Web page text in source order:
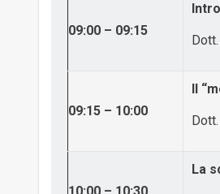
09:00 – 09:15
09:15 – 10:00
Il
La